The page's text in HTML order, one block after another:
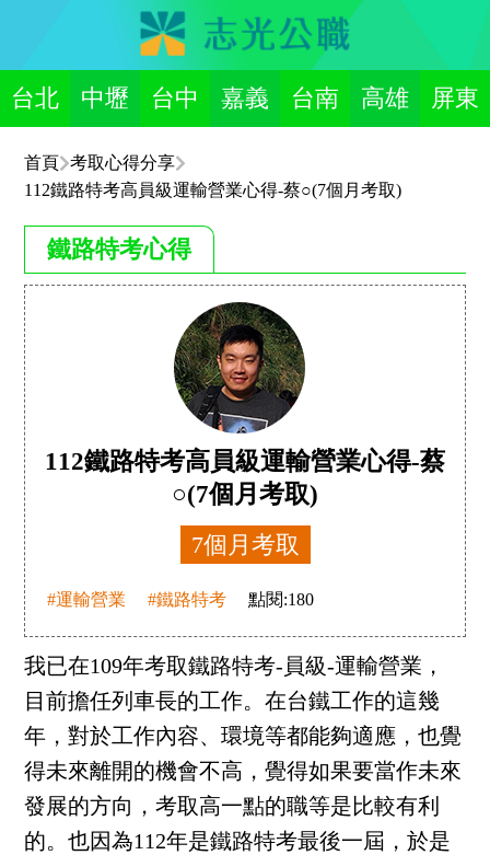
台北 中壢 台中 嘉義 台南 高雄 屏東
首頁
考取心得分享
112鐵路特考高員級運輸營業心得-蔡○(7個月考取)
鐵路特考心得
112鐵路特考高員級運輸營業心得-蔡
○(7個月考取)
7個月考取
#運輸營業 #鐵路特考 點閱:180
我已在109年考取鐵路特考-員級-運輸營業，
目前擔任列車長的工作。在台鐵工作的這幾
年，對於工作內容、環境等都能夠適應，也覺
得未來離開的機會不高，覺得如果要當作未來
發展的方向，考取高一點的職等是比較有利
的。也因為112年是鐵路特考最後一屆，於是